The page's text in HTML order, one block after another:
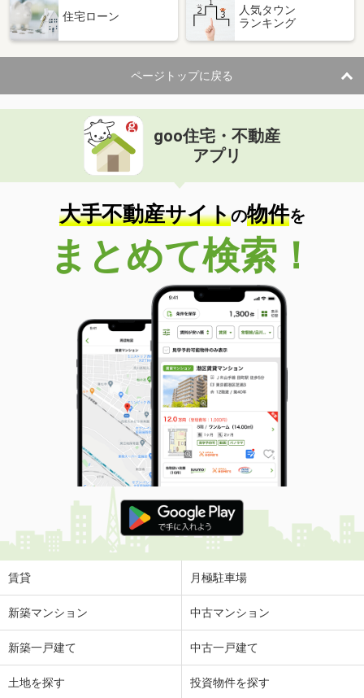
住宅ローン
人気タウン
ランキング
ページトップに戻る
goo住宅・不動産
アプリ
大手不動産サイトの物件を
まとめて検索！
賃貸 月極駐車場
新築マンション 中古マンション
新築一戸建て 中古一戸建て
土地を探す 投資物件を探す